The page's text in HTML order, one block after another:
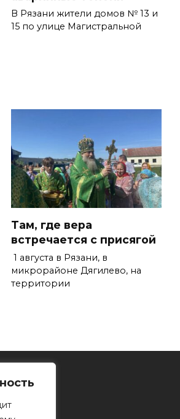
В Рязани жители домов № 13 и
15 по улице Магистральной
Там, где вера
встречается с присягой
1 августа в Рязани, в
микрорайоне Дягилево, на
территории